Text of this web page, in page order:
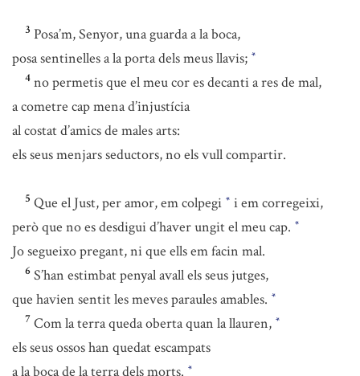
3 Posa’m, Senyor, una guarda a la boca,
posa sentinelles a la porta dels meus llavis; *
4 no permetis que el meu cor es decanti a res de mal,
a cometre cap mena d’injustícia
al costat d’amics de males arts:
els seus menjars seductors, no els vull compartir.
5 Que el Just, per amor, em colpegi * i em corregeixi,
però que no es desdigui d’haver ungit el meu cap. *
Jo segueixo pregant, ni que ells em facin mal.
6 S’han estimbat penyal avall els seus jutges,
que havien sentit les meves paraules amables. *
7 Com la terra queda oberta quan la llauren, *
els seus ossos han quedat escampats
a la boca de la terra dels morts. *